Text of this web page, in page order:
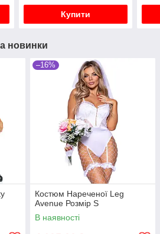
Купити
новинки
–16%
Костюм Нареченої Leg
Avenue Розмір S
В наявності